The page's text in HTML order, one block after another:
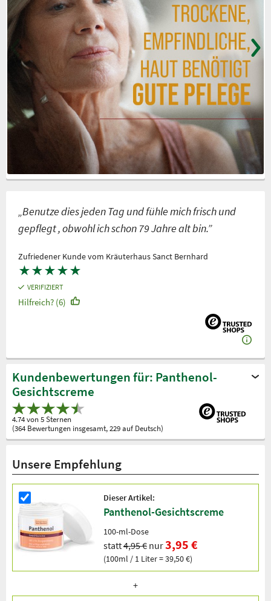
„Benutze dies jeden Tag und fühle mich frisch und
gepflegt , obwohl ich schon 79 Jahre alt bin.”
Zufriedener Kunde vom Kräuterhaus Sanct Bernhard
★★★★★
VERIFIZIERT
Hilfreich? (6)
Kundenbewertungen für: Panthenol-
Gesichtscreme
4.74 von 5 Sternen
(364 Bewertungen insgesamt, 229 auf Deutsch)
Unsere Empfehlung
Dieser Artikel:
Panthenol-Gesichtscreme
100-ml-Dose
statt4,95 € nur3,95 €
(100ml / 1 Liter = 39,50 €)